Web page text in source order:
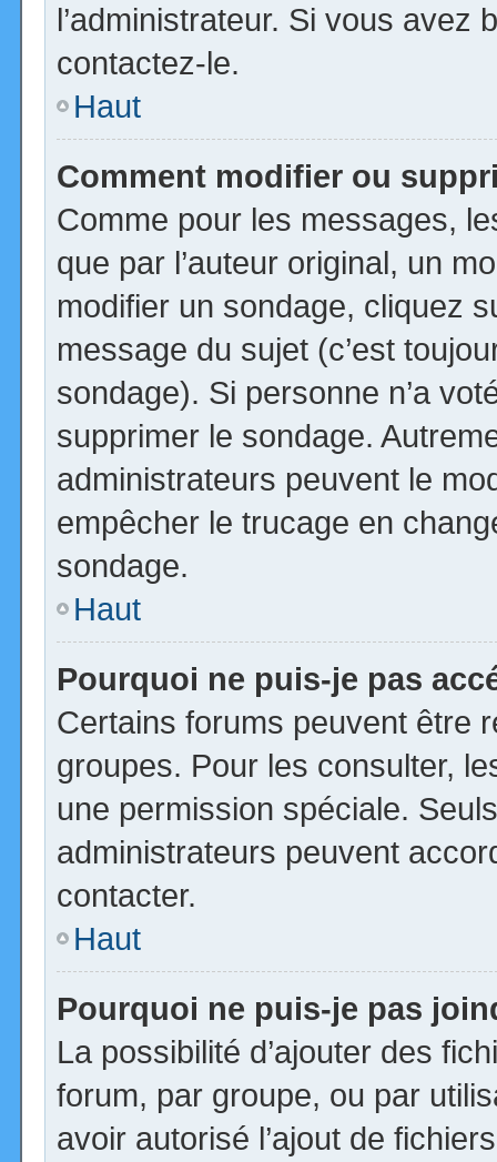
l’administrateur. Si vous avez
contactez-le.
Haut
Comment modifier ou
Comme pour les messages,
que par l’auteur original, un
modifier un sondage, cliquez
message du sujet (c’est
sondage). Si personne n’a
supprimer le sondage.
administrateurs peuvent le
empêcher le trucage en
sondage.
Haut
Pourquoi ne puis-je pas
Certains forums peuvent être
groupes. Pour les consulter,
une permission spéciale.
administrateurs peuvent
contacter.
Haut
Pourquoi ne puis-je pas
La possibilité d’ajouter des
forum, par groupe, ou par
avoir autorisé l’ajout de